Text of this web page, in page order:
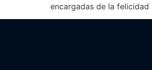
encargadas de la